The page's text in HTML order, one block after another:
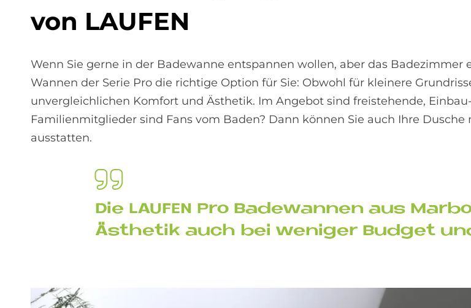
von LAU­FEN
Wenn Sie gerne in der Badewanne entspannen wollen, aber das Badezimmer
Wannen der Serie Pro die richtige Option für Sie: Obwohl für kleinere
unvergleichlichen Komfort und Ästhetik. Im Angebot sind freistehende,
Familienmitglieder sind Fans vom Baden? Dann können Sie auch Ihre
ausstatten.
Die LAU­FEN Pro Ba­de­wan­nen aus
Äs­the­tik auch bei we­ni­ger Bud­get